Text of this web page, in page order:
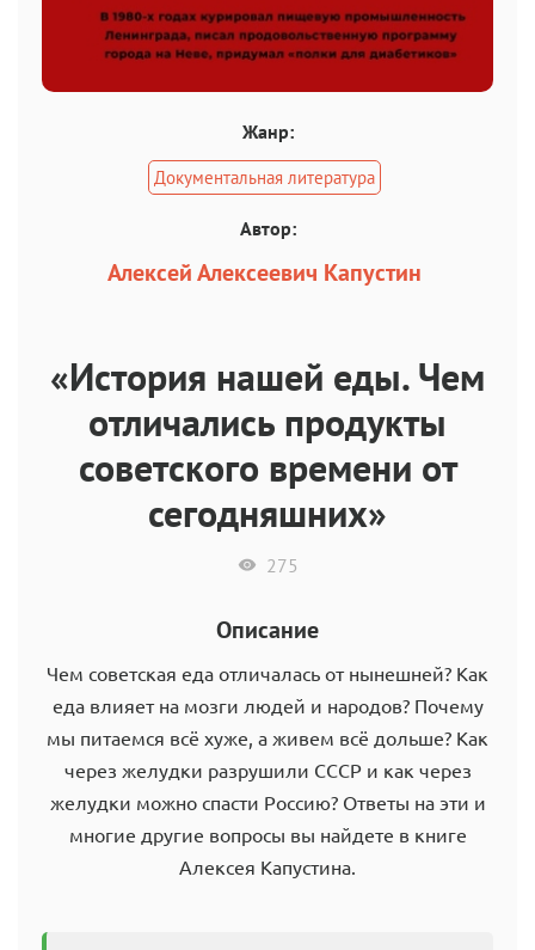
Жанр:
Документальная литература
Автор:
Алексей Алексеевич Капустин
«История нашей еды. Чем
отличались продукты
советского времени от
сегодняшних»
275
Описание
Чем советская еда отличалась от нынешней? Как
еда влияет на мозги людей и народов? Почему
мы питаемся всё хуже, а живем всё дольше? Как
через желудки разрушили СССР и как через
желудки можно спасти Россию? Ответы на эти и
многие другие вопросы вы найдете в книге
Алексея Капустина.